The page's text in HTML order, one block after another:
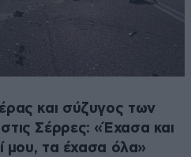
και σύζυγος των
Σέρρες: «Έχασα και
μου, τα έχασα όλα»